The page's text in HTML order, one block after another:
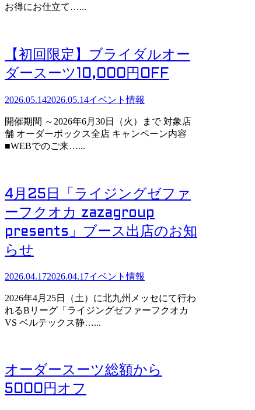
お得にお仕立て…...
【初回限定】ブライダルオー
ダースーツ10,000円OFF
2026.05.142026.05.14イベント情報
開催期間 ～2026年6月30日（火）まで 対象店
舗 オーダーボックス全店 キャンペーン内容
■WEBでのご来…...
4月25日「ライジングゼファ
ーフクオカ zazagroup
presents」ブース出店のお知
らせ
2026.04.172026.04.17イベント情報
2026年4月25日（土）に北九州メッセにて行わ
れるBリーグ「ライジングゼファーフクオカ
VS ベルテックス静…...
オーダースーツ総額から
5000円オフ